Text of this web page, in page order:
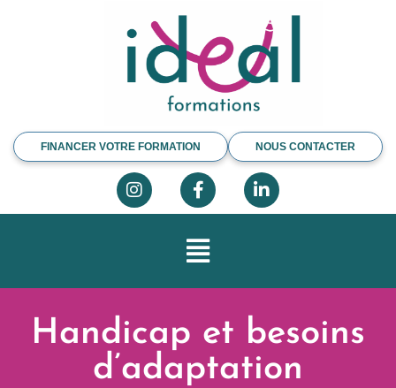
FINANCER VOTRE FORMATION NOUS CONTACTER
Handicap et besoins
d’adaptation